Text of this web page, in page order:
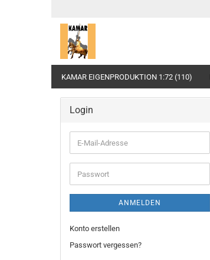
KAMAR EIGENPRODUKTION 1:72 (110)
Login
E-
Mail-
Adresse
Passwort
ANMELDEN
Konto erstellen
Passwort vergessen?